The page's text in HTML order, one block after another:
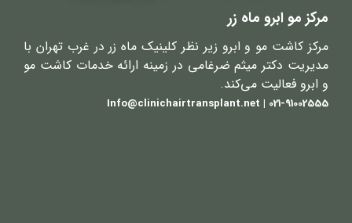
مرکز مو ابرو ماه زر
مرکز کاشت مو و ابرو زیر نظر کلینیک ماه زر در غرب تهران با
مدیریت دکتر میثم ضرغامی در زمینه ارائه خدمات کاشت مو
و ابرو فعالیت می‌کند.
021-91002555 | Info@clinichairtransplant.net